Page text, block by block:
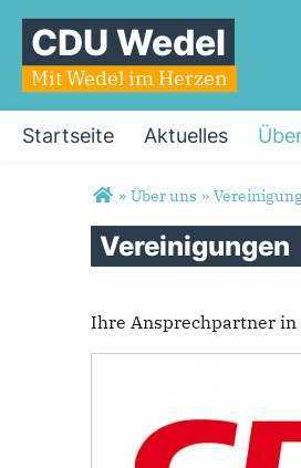
CDU Wedel
Mit Wedel im Herzen
Startseite Aktuelles
Sie sind hier
» Über uns »
Vereinigungen
Ihre Ansprechpartner in